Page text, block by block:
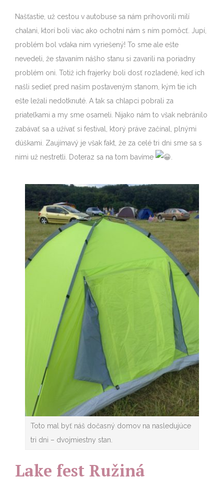
Našťastie, už cestou v autobuse sa nám prihovorili milí
chalani, ktorí boli viac ako ochotní nám s ním pomôcť. Jupí,
problém bol vďaka nim vyriešený! To sme ale ešte
nevedeli, že stavaním nášho stanu si zavarili na poriadny
problém oni. Totiž ich frajerky boli dosť rozladené, keď ich
našli sedieť pred našim postaveným stanom, kým tie ich
ešte ležali nedotknuté. A tak sa chlapci pobrali za
priateľkami a my sme osameli. Nijako nám to však nebránilo
zabávať sa a užívať si festival, ktorý práve začínal, plnými
dúškami. Zaujímavý je však fakt, že za celé tri dni sme sa s
nimi už nestretli. Doteraz sa na tom bavíme
Toto mal byť náš dočasný domov na nasledujúce
tri dni – dvojmiestny stan.
Lake fest Ružiná